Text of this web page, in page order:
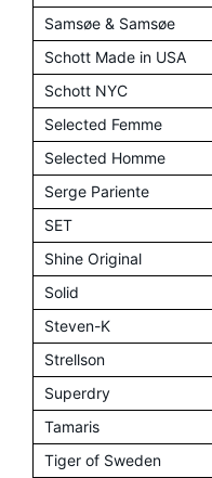
Samsøe & Samsøe
Schott Made in USA
Schott NYC
Selected Femme
Selected Homme
Serge Pariente
SET
Shine Original
Solid
Steven-K
Strellson
Superdry
Tamaris
Tiger of Sweden